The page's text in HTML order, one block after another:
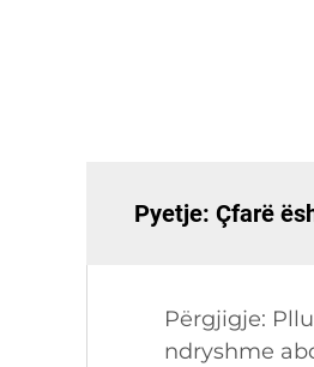
Pyetje: Çfarë
Përgjigje:
ndryshme